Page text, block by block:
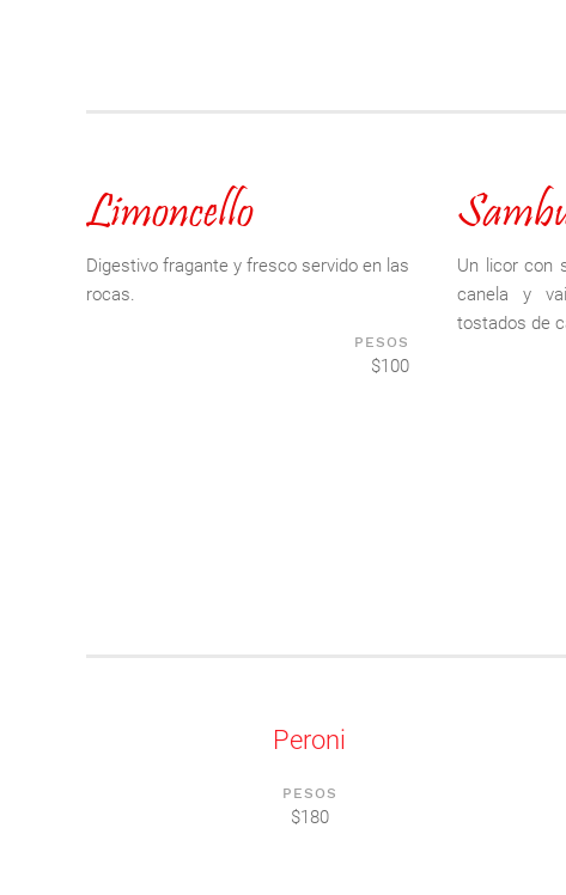
Limoncello
Digestivo fragante y fresco servido en las
rocas.
PESOS
$100
Un licor con
canela y
tostados de
Peroni
PESOS
$180